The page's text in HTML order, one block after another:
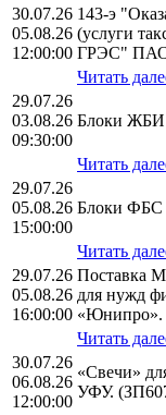
30.07.26
05.08.26
12:00:00
143-э
(услуги
ГРЭС" ПАО
Читать
29.07.26
03.08.26
09:30:00
Блоки ЖБИ
Читать
29.07.26
05.08.26
15:00:00
Блоки ФБС
Читать
29.07.26
05.08.26
16:00:00
Поставка
для нужд
«Юнипро».
Читать
30.07.26
06.08.26
12:00:00
«Свечи»
УФУ.